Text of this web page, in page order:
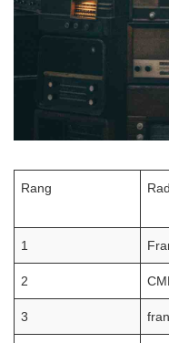
Rang
1
2
3